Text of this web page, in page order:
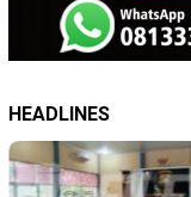
HEADLINES